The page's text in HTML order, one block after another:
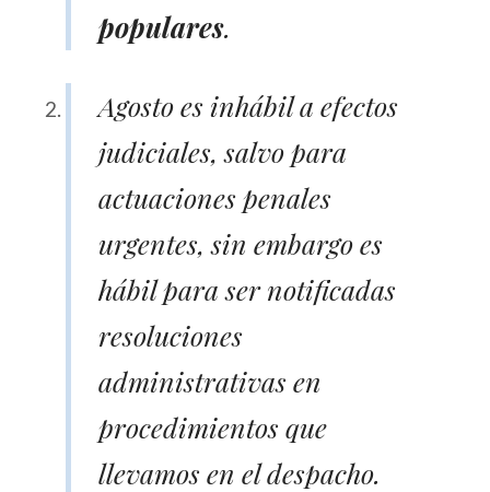
populares.
Agosto es inhábil a efectos
judiciales, salvo para
actuaciones penales
urgentes, sin embargo es
hábil para ser notificadas
resoluciones
administrativas en
procedimientos que
llevamos en el despacho.